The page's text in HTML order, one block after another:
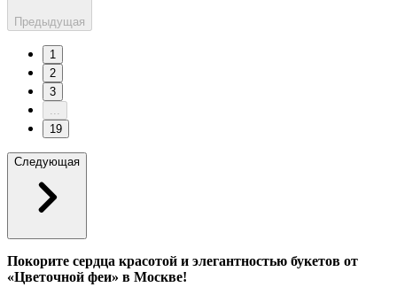
Предыдущая
1
2
3
...
19
Следующая
Покорите сердца красотой и элегантностью букетов от
«Цветочной феи» в Москве!